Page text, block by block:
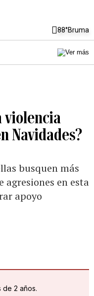
88°Bruma
violencia
Navidades?
busquen más
agresiones en esta
apoyo
de 2 años.